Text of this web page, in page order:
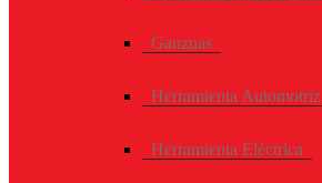
Ganzuas
Herramienta Automotriz
Herramienta Eléctrica